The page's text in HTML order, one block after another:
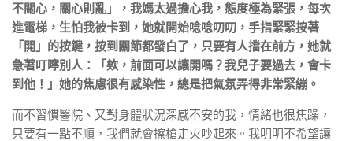
不關心，關心則亂」，我媽太過擔心我，態度極為緊張，每次
進電梯，生怕我被卡到，她就開始唸唸叨叨，手指緊緊按著
「開」的按鍵，按到關節都發白了，只要有人擋在前方，她就
急著叮嚀別人：「欸，前面可以讓開嗎？我兒子要過去，會卡
到他！」她的焦慮很有感染性，總是把氣氛弄得非常緊繃。
而不習慣醫院、又對身體狀況深感不安的我，情緒也很焦躁，
只要有一點不順，我們就會擦槍走火吵起來。我明明不希望讓